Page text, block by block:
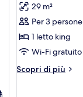
Camera
Deluxe,
1
letto
king,
29 m²
Per 3 persone
1 letto king
Wi-Fi gratuito
Scopri di più
Altri